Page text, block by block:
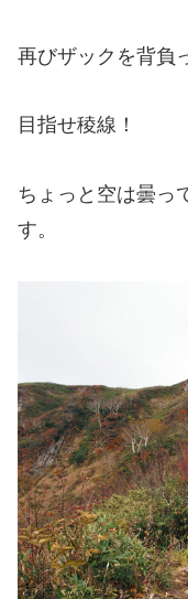
再びザックを背負
目指せ稜線！
ちょっと空は曇っ
す。